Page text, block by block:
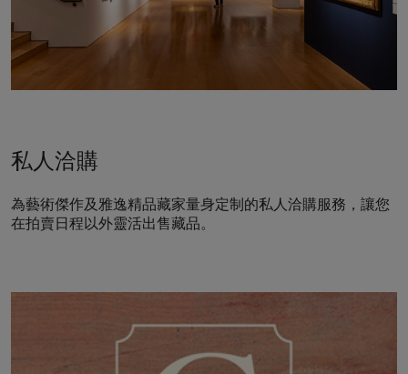
私人洽購
為藝術傑作及雅逸精品藏家量身定制的私人洽購服務，讓您
在拍賣日程以外靈活出售藏品。